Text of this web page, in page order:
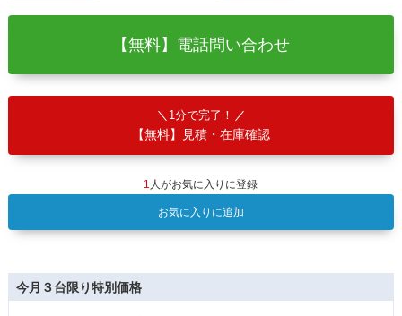
【無料】電話問い合わせ
1分で完了！
【無料】見積・在庫確認
1 人がお気に入りに登録
お気に入りに追加
今月３台限り特別価格